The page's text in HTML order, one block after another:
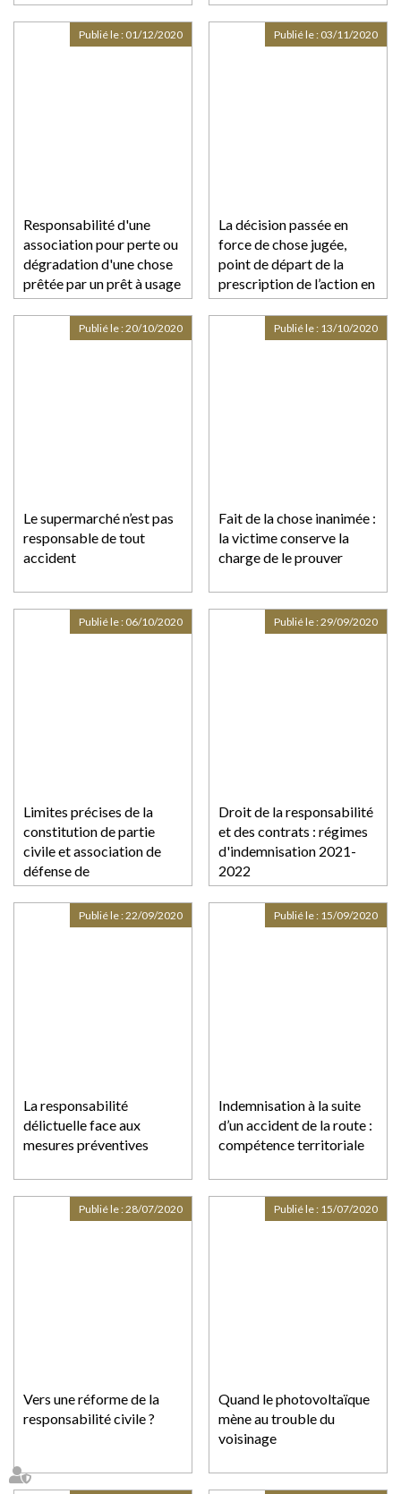
victimes d'actes de
terrorisme
Responsabilité d'une
association pour perte ou
dégradation d'une chose
prêtée par un prêt à usage
Publié le : 01/12/2020
La décision passée en
force de chose jugée,
point de départ de la
prescription de l’action en
responsabilité
extracontractuelle
Publié le : 03/11/2020
Le supermarché n’est pas
responsable de tout
accident
Publié le :20/10/2020
Fait de la chose inanimée :
la victime conserve la
charge de le prouver
Publié le : 13/10/2020
Limites précises de la
constitution de partie
civile et association de
défense de
l’environnement
Publié le : 06/10/2020
Droit de la responsabilité
et des contrats : régimes
d'indemnisation 2021-
2022
Publié le :29/09/2020
La responsabilité
délictuelle face aux
mesures préventives
Publié le :22/09/2020
Indemnisation à la suite
d’un accident de la route :
compétence territoriale
Publié le : 15/09/2020
Vers une réforme de la
responsabilité civile ?
Publié le :28/07/2020
Quand le photovoltaïque
mène au trouble du
voisinage
Publié le : 15/07/2020